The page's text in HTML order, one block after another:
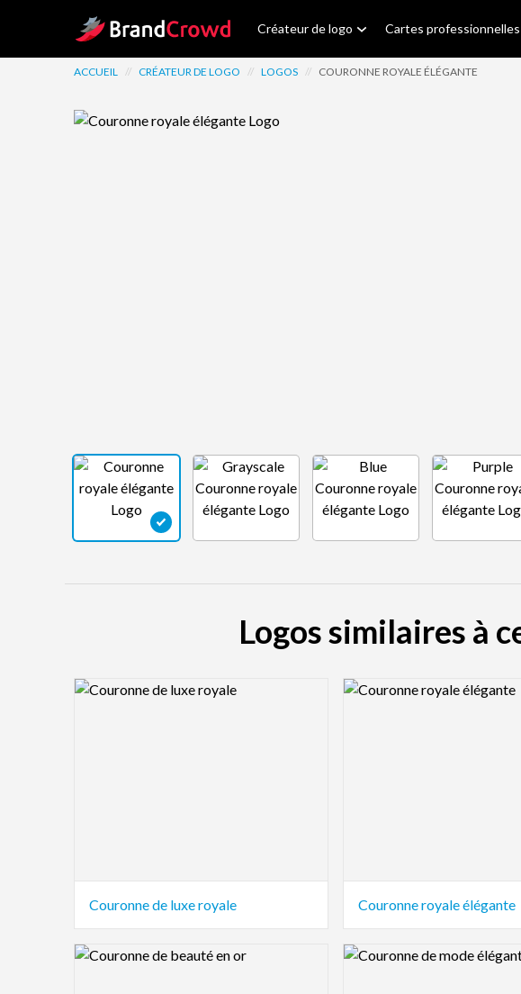
Site Logo Créateur de logo Cartes professionnelles
ACCUEIL // CRÉATEUR DE LOGO // LOGOS // COURONNE ROYALE ÉLÉGANTE
Logos similaires à
Logo Preview Image
Couronne de luxe royale
Logo Preview Image
Couronne royale élégante
Logo Preview Image Logo Preview Image